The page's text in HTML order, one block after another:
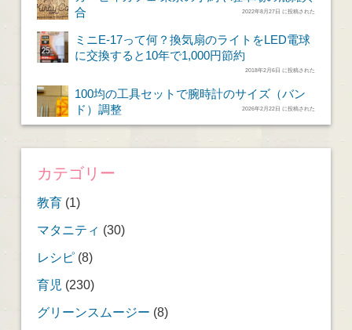
合
2022年8月27日 に投稿された
ミニE-17って何？換気扇のライトをLED電球
に交換すると10年で1,000円節約
2018年2月6日 に投稿された
100均の工具セットで腕時計のサイズ（バン
ド）調整
2026年2月22日 に投稿された
カテゴリー
教育(1)
マタニティ (30)
レシピ(8)
育児 (230)
グリーンスムージー (8)